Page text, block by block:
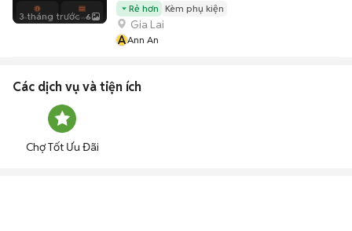
3 tháng trước 6
Rẻ hơn Kèm phụ kiện
Gia Lai
AAnn An
Các dịch vụ và tiện ích
Chợ Tốt Ưu Đãi